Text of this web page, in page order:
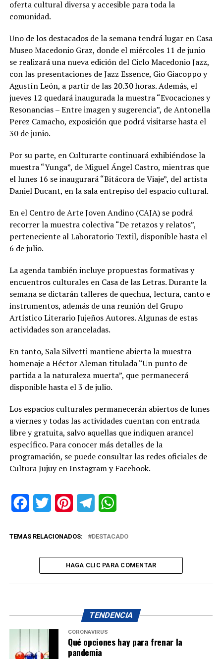
oferta cultural diversa y accesible para toda la
comunidad.
Uno de los destacados de la semana tendrá lugar en Casa
Museo Macedonio Graz, donde el miércoles 11 de junio
se realizará una nueva edición del Ciclo Macedonio Jazz,
con las presentaciones de Jazz Essence, Gio Giacoppo y
Agustín León, a partir de las 20.30 horas. Además, el
jueves 12 quedará inaugurada la muestra “Evocaciones y
Resonancias – Entre imagen y sugerencia”, de Antonella
Perez Camacho, exposición que podrá visitarse hasta el
30 de junio.
Por su parte, en Culturarte continuará exhibiéndose la
muestra “Yunga”, de Miguel Ángel Castro, mientras que
el lunes 16 se inaugurará “Bitácora de Viaje”, del artista
Daniel Ducant, en la sala entrepiso del espacio cultural.
En el Centro de Arte Joven Andino (CAJA) se podrá
recorrer la muestra colectiva “De retazos y relatos”,
perteneciente al Laboratorio Textil, disponible hasta el
6 de julio.
La agenda también incluye propuestas formativas y
encuentros culturales en Casa de las Letras. Durante la
semana se dictarán talleres de quechua, lectura, canto e
instrumentos, además de una reunión del Grupo
Artístico Literario Jujeños Autores. Algunas de estas
actividades son aranceladas.
En tanto, Sala Silvetti mantiene abierta la muestra
homenaje a Héctor Aleman titulada “Un punto de
partida a la naturaleza muerta”, que permanecerá
disponible hasta el 3 de julio.
Los espacios culturales permanecerán abiertos de lunes
a viernes y todas las actividades cuentan con entrada
libre y gratuita, salvo aquellas que indiquen arancel
específico. Para conocer más detalles de la
programación, se puede consultar las redes oficiales de
Cultura Jujuy en Instagram y Facebook.
FacebookTwitter PinterestTelegram
TEMAS RELACIONADOS: DESTACADO
HAGA CLIC PARA COMENTAR
TENDENCIA
CORONAVIRUS
Qué opciones hay para frenar la
pandemia